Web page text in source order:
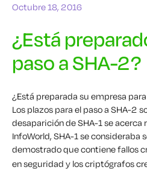
Octubre 18, 2016
¿Está
paso a SHA-2?
¿Está preparada su empresa
Los plazos para el paso a SHA-2
desaparición de SHA-1 se
InfoWorld, SHA-1 se consideraba
demostrado que contiene fallos
en seguridad y los criptógrafos